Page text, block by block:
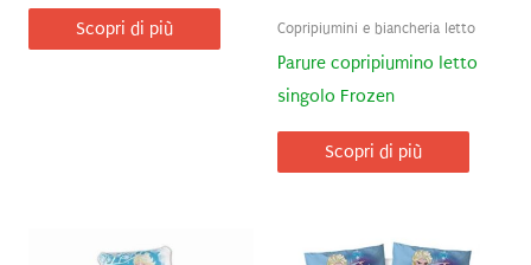
Scopri di più Copripiumini e biancheria letto
Parure copripiumino letto
singolo Frozen
Scopri di più